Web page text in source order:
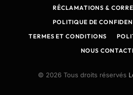
RÉCLAMATIONS &
POLITIQUE DE
TERMES ET CONDITIONS
NOUS
© 2026 Tous droits réservés